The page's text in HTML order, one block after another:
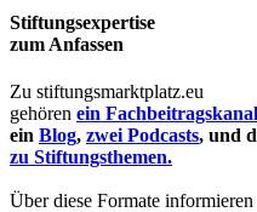
Stiftungsexpertise
zum Anfassen
Zu stiftungsmarktplatz.eu
gehören ein Fachbeitragskanal
ein Blog, zwei Podcasts, und
zu Stiftungsthemen.
Über diese Formate